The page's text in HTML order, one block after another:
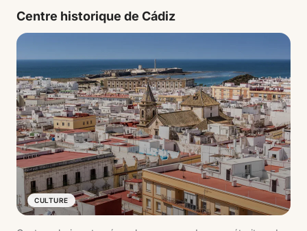
Centre historique de Cádiz
CULTURE